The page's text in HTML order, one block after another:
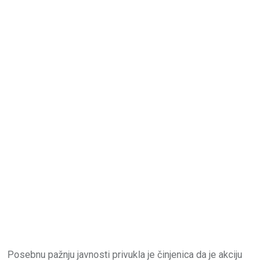
Posebnu pažnju javnosti privukla je činjenica da je akciju